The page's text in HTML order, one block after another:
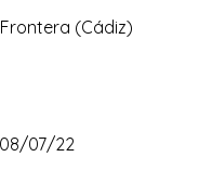
(Cádiz)
08/07/22